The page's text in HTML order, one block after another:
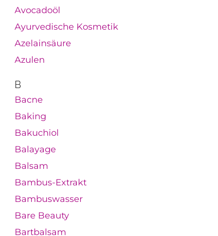
Avocadoöl
Ayurvedische Kosmetik
Azelainsäure
Azulen
B
Bacne
Baking
Bakuchiol
Balayage
Balsam
Bambus-Extrakt
Bambuswasser
Bare Beauty
Bartbalsam